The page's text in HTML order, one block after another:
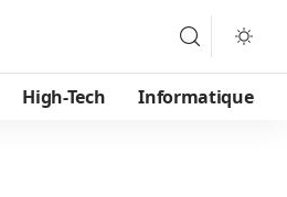
High-Tech Informatique